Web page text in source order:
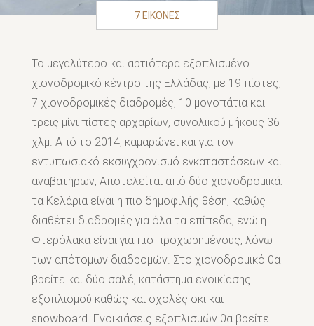
7 ΕΙΚΟΝΕΣ
Το μεγαλύτερο και αρτιότερα εξοπλισμένο
χιονοδρομικό κέντρο της Ελλάδας, με 19 πίστες,
7 χιονοδρομικές διαδρομές, 10 μονοπάτια και
τρεις μίνι πίστες αρχαρίων, συνολικού μήκους 36
χλμ. Από το 2014, καμαρώνει και για τον
εντυπωσιακό εκσυγχρονισμό εγκαταστάσεων και
αναβατήρων, Αποτελείται από δύο χιονοδρομικά:
τα Κελάρια είναι η πιο δημοφιλής θέση, καθώς
διαθέτει διαδρομές για όλα τα επίπεδα, ενώ η
Φτερόλακα είναι για πιο προχωρημένους, λόγω
των απότομων διαδρομών. Στο χιονοδρομικό θα
βρείτε και δύο σαλέ, κατάστημα ενοικίασης
εξοπλισμού καθώς και σχολές σκι και
snowboard. Ενοικιάσεις εξοπλισμών θα βρείτε